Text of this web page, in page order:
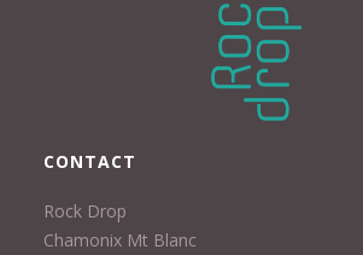
CONTACT
Rock Drop
Chamonix Mt Blanc